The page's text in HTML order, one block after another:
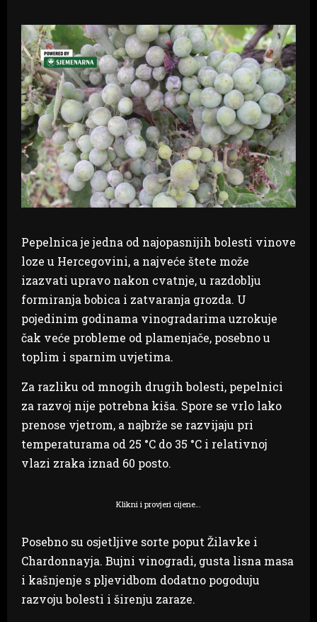
Pepelnica je jedna od najopasnijih bolesti vinove
loze u Hercegovini, a najveće štete može
izazvati upravo nakon cvatnje, u razdoblju
formiranja bobica i zatvaranja grozda. U
pojedinim godinama vinogradarima uzrokuje
čak veće probleme od plamenjače, posebno u
toplim i sparnim uvjetima.
Za razliku od mnogih drugih bolesti, pepelnici
za razvoj nije potrebna kiša. Spore se vrlo lako
prenose vjetrom, a najbrže se razvijaju pri
temperaturama od 25 °C do 35 °C i relativnoj
vlazi zraka iznad 60 posto.
Klikni i provjeri cijene…
Posebno su osjetljive sorte poput Žilavke i
Chardonnayja. Bujni vinogradi, gusta lisna masa
i kašnjenje s pljevidbom dodatno pogoduju
razvoju bolesti i širenju zaraze.